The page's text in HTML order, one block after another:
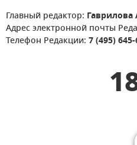
Главный редактор: Гаврилова
Адрес электронной почты
Телефон Редакции: 7 (495) 645-